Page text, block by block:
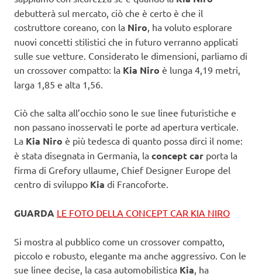
debutterà sul mercato, ciò che è certo è che il
costruttore coreano, con la Niro, ha voluto esplorare
nuovi concetti stilistici che in futuro verranno applicati
sulle sue vetture. Considerato le dimensioni, parliamo di
un crossover compatto: la Kia Niro è lunga 4,19 metri,
larga 1,85 e alta 1,56.
Ciò che salta all’occhio sono le sue linee futuristiche e
non passano inosservati le porte ad apertura verticale.
La Kia Niro è più tedesca di quanto possa dirci il nome:
è stata disegnata in Germania, la concept car porta la
firma di Grefory ullaume, Chief Designer Europe del
centro di sviluppo Kia di Francoforte.
GUARDA LE FOTO DELLA CONCEPT CAR KIA NIRO
Si mostra al pubblico come un crossover compatto,
piccolo e robusto, elegante ma anche aggressivo. Con le
sue linee decise, la casa automobilistica Kia, ha